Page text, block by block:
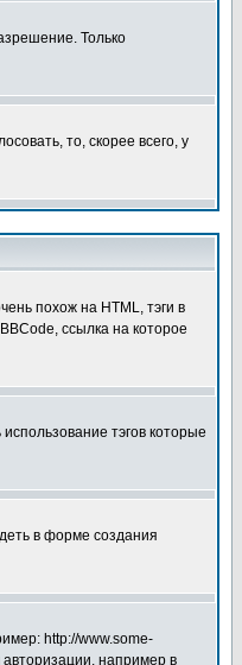
Только
то, скорее всего, у
похож на HTML, тэги в
ссылка на которое
тэгов которые
в форме создания
http://www.some-
например в